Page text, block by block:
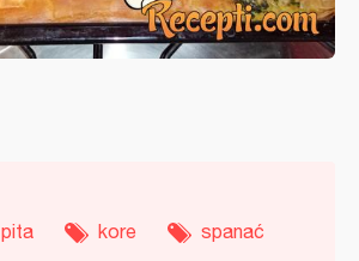
pita kore spanać